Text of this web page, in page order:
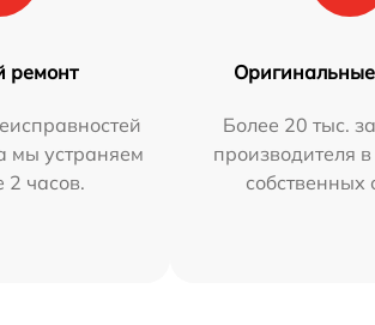
ремонт
мы устраняем
2 часов.
Более 20 тыс.
производителя
собственных